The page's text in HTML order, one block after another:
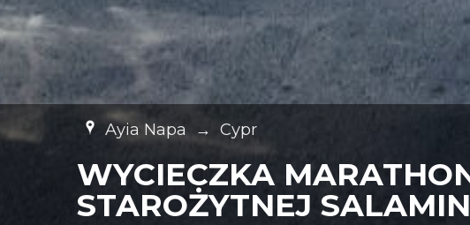
Ayia Napa → Cypr
WYCIECZKA
STAROŻYTNEJ